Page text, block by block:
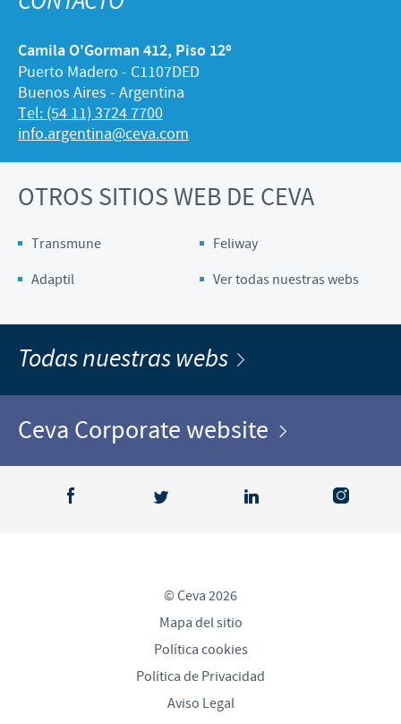
Camila O'Gorman 412, Piso 12º
Puerto Madero - C1107DED
Buenos Aires - Argentina
Tel: (54 11) 3724 7700
info.argentina@ceva.com
OTROS SITIOS WEB DE CEVA
Transmune
Feliway
Adaptil
Ver todas nuestras webs
Todas nuestras webs
Ceva Corporate website
© Ceva 2026
Mapa del sitio
Política cookies
Política de Privacidad
Aviso Legal